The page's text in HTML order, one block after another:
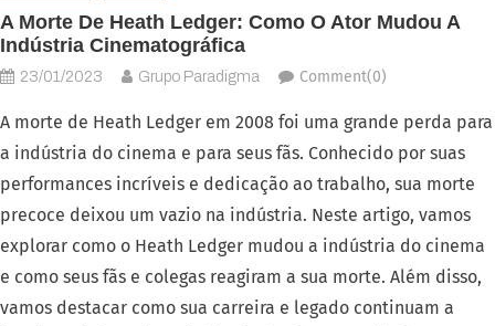
A Morte De Heath Ledger: Como O Ator Mudou A
Indústria Cinematográfica
23/01/2023 Grupo Paradigma Comment(0)
A morte de Heath Ledger em 2008 foi uma grande perda para
a indústria do cinema e para seus fãs. Conhecido por suas
performances incríveis e dedicação ao trabalho, sua morte
precoce deixou um vazio na indústria. Neste artigo, vamos
explorar como o Heath Ledger mudou a indústria do cinema
e como seus fãs e colegas reagiram a sua morte. Além disso,
vamos destacar como sua carreira e legado continuam a